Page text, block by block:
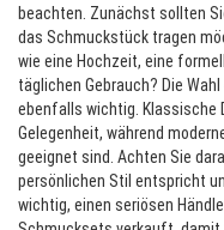
beachten. Zunächst sollten
das Schmuckstück tragen
wie eine Hochzeit, eine
täglichen Gebrauch? Die
ebenfalls wichtig. Klassische
Gelegenheit, während
geeignet sind. Achten Sie
persönlichen Stil entspricht
wichtig, einen seriösen